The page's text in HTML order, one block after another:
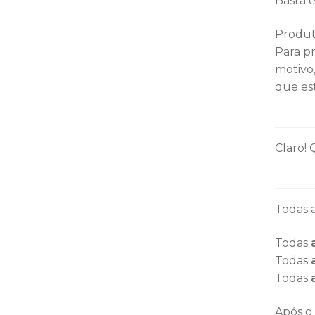
Para
que
Claro!
Todas
Todas
Todas
Todas
Após